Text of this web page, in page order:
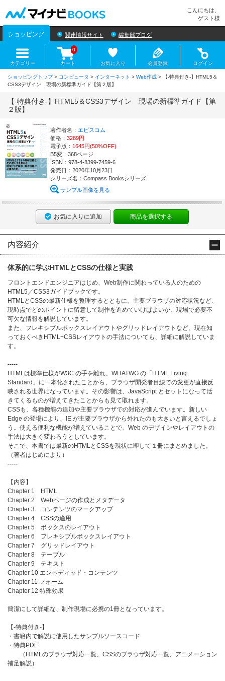
こんにちは、
ゲスト様
ショッピング 関連情報サイト 編集部ブログ
カテゴリー カート
0
お気に入り 会員登録 ログイン
ショッピングトップ> コンピュータ > インターネット > Web作成 > 【-特典付き-】HTML5＆
CSS3デザイン 現場の新標準ガイド【第２版】
【-特典付き-】HTML5＆CSS3デザイン 現場の新標準ガイド【第
２版】
著作者名： エビスコム
価格： 3289円
電子版： 1645円(50%OFF)
B5変：368ページ
ISBN：978-4-8399-7459-6
発売日：2020年10月23日
シリーズ名：Compass Booksシリーズ
サンプル画像を見る
お気に入りに追加 商品を選択する
内容紹介
体系的に学ぶHTMLとCSSの仕様と実践
フロントエンドエンジニアはじめ、Web制作に関わっている人のための
HTML5／CSS3ガイドブックです。
HTMLとCSSの最新仕様を整理するとともに、主要ブラウザの対応状況など、
現時点でどのポイントに留意して制作を進めていけばよいか、現場で必要不
可欠な情報を解説しています。
また、フレキシブルボックスレイアウトやグリッドレイアウトなど、現在知
っておくべきHTML+CSSレイアウトの手法についても、詳細に解説していま
す。
-----
HTMLは標準仕様がW3C の手を離れ、WHATWG の「HTML Living
Standard」に一本化されたことから、ブラウザ開発者目線での変更が直接反
映される世界になっています。その影響は、JavaScript とセットになって活
きてくるものが増えてきたことからも見て取れます。
CSSも、各種機能の追加や主要ブラウザでの対応が進んでいます。新しい
Edge の登場により、IE が主要ブラウザから外れたのも大きいと言えるでしょ
う。使える便利な機能が増えていることで、Web のデザインやレイアウトの
手法は大きく変わろうとしています。
そこで、本書では最新のHTMLとCSSを現状に即して１冊にまとめました。
（著者はじめにより）
-----
【内容】
Chapter 1 HTML
Chapter 2 Webページの作成とメタデータ
Chapter 3 コンテンツのマークアップ
Chapter 4 CSSの適用
Chapter 5 ボックスのレイアウト
Chapter 6 フレキシブルボックスレイアウト
Chapter 7 グリッドレイアウト
Chapter 8 テーブル
Chapter 9 テキスト
Chapter 10 エンベディッド・コンテンツ
Chapter 11 フォーム
Chapter 12 特殊効果
簡潔にして詳細な、制作現場に必携の1冊となっています。
【-特典付き-】
・書籍内で解説に使用したサンプルソースコード
・特典PDF
（HTMLのブラウザ対応一覧、CSSのブラウザ対応一覧、アニメーション
補足解説）